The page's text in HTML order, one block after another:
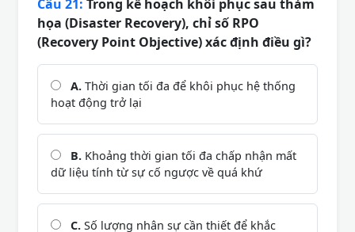
Câu 21: Trong kế hoạch khôi phục sau thảm
họa (Disaster Recovery), chỉ số RPO
(Recovery Point Objective) xác định điều gì?
A. Thời gian tối đa để khôi phục hệ thống
hoạt động trở lại
B. Khoảng thời gian tối đa chấp nhận mất
dữ liệu tính từ sự cố ngược về quá khứ
C. Số lượng nhân sự cần thiết để khắc